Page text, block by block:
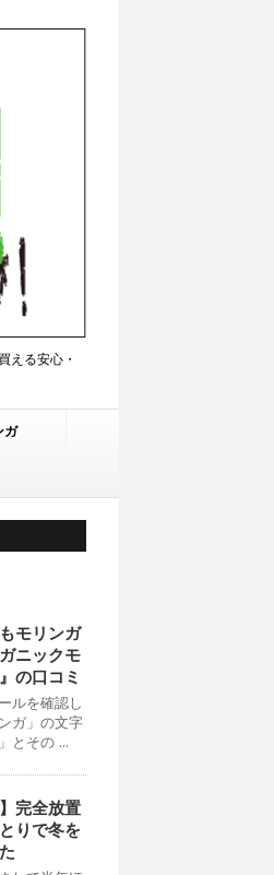
える安心・
ガ
モリンガ
ニックモ
の口コミ
ルを確認し
ガ」の文字
とその ...
完全放置
りで冬を